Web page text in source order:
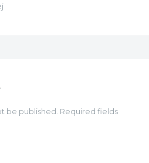
be published. Required fields